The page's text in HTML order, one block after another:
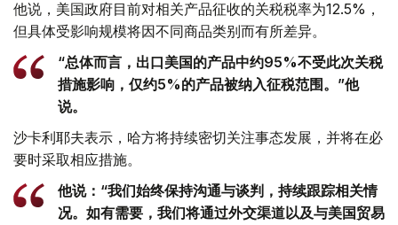
他说，美国政府目前对相关产品征收的关税税率为12.5%，
但具体受影响规模将因不同商品类别而有所差异。
“总体而言，出口美国的产品中约95%不受此次关税
措施影响，仅约5%的产品被纳入征税范围。”他
说。
沙卡利耶夫表示，哈方将持续密切关注事态发展，并将在必
要时采取相应措施。
他说：“我们始终保持沟通与谈判，持续跟踪相关情
况。如有需要，我们将通过外交渠道以及与美国贸易